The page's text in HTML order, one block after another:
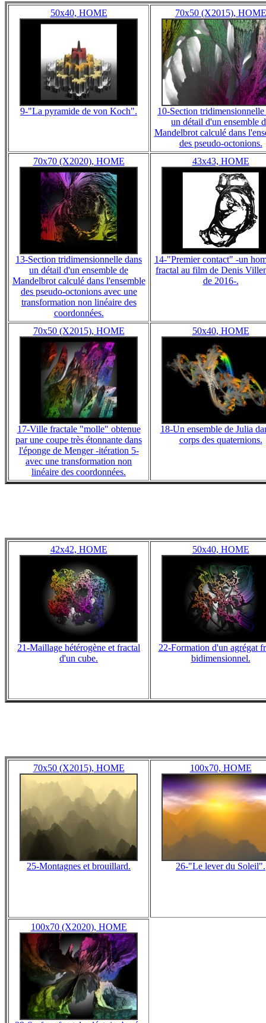
50x40, HOME
9-"La pyramide de von Koch".
70x50 (X2015), HOME
10-Section tridimensionnelle
un détail d'un ensemble
Mandelbrot calculé dans
des pseudo-octonions.
70x70 (X2020), HOME
13-Section tridimensionnelle dans
un détail d'un ensemble de
Mandelbrot calculé dans l'ensemble
des pseudo-octonions avec une
transformation non linéaire des
coordonnées.
43x43, HOME
14-"Premier contact" -un
fractal au film de Denis
de 2016-.
70x50 (X2015), HOME
17-Ville fractale "molle" obtenue
par une coupe très étonnante dans
l'éponge de Menger -itération 5-
avec une transformation non
linéaire des coordonnées.
50x40, HOME
18-Un ensemble de Julia
corps des quaternions.
42x42, HOME
21-Maillage hétérogène et fractal
d'un cube.
50x40, HOME
22-Formation d'un agrégat
bidimensionnel.
70x50 (X2015), HOME
25-Montagnes et brouillard.
100x70, HOME
26-"Le lever du Soleil".
100x70 (X2020), HOME